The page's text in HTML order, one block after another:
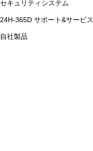
セキュリティシステム
24H-365D サポート&サービス
自社製品